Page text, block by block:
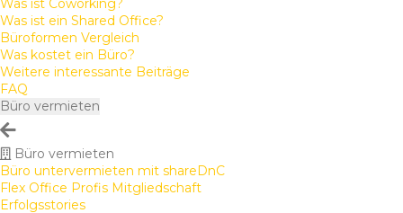
Was ist Coworking?
Was ist ein Shared Office?
Büroformen Vergleich
Was kostet ein Büro?
Weitere interessante Beiträge
FAQ
Büro vermieten
Büro vermieten
Büro untervermieten mit shareDnC
Flex Office Profis Mitgliedschaft
Erfolgsstories